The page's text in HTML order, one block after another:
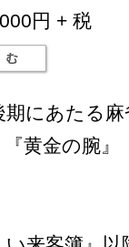
円 + 税
にあたる
『黄金の腕』